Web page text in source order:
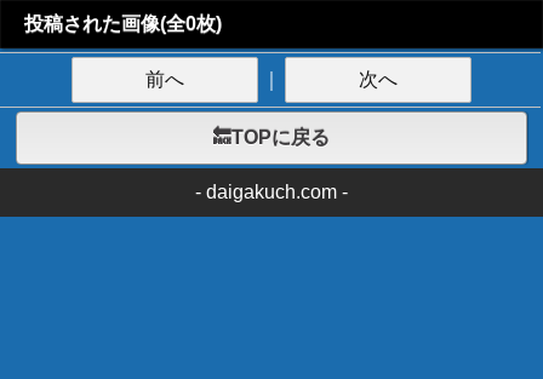
投稿された画像(全0枚)
前へ 次へ
🔙TOPに戻る
- daigakuch.com -